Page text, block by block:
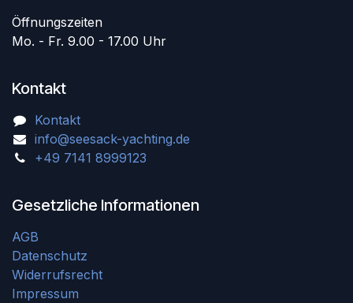
Öffnungszeiten
Mo. - Fr. 9.00 - 17.00 Uhr
Kontakt
Kontakt
info@seesack-yachting.de
+49 7141 8999123
Gesetzliche Informationen
AGB
Datenschutz
Widerrufsrecht
Impressum